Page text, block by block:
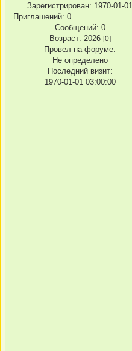
Зарегистрирован: 1970-01-01
Приглашений: 0
Сообщений: 0
Возраст: 2026 [0]
Провел на форуме:
Не определено
Последний визит:
1970-01-01 03:00:00